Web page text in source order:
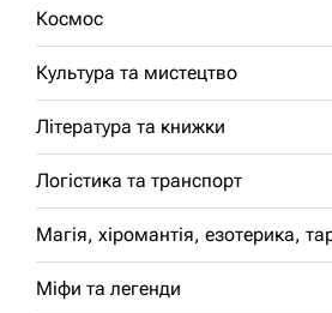
Космос
Культура та мистецтво
Література та книжки
Логістика та транспорт
Магія, хіромантія, езотерика,
Міфи та легенди